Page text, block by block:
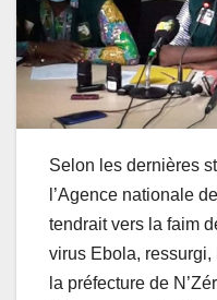
Selon les dernières
l’Agence nationale
tendrait vers la faim
virus Ebola,
la préfecture de